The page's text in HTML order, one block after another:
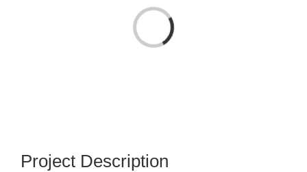
Loading...
Project Description